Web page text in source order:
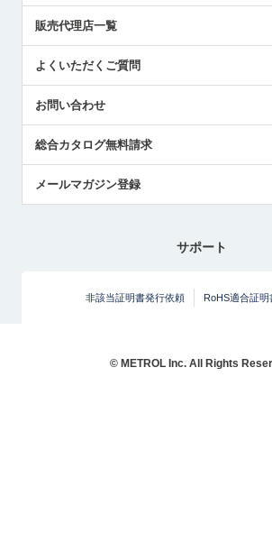
中小企業のBCP地震対策
センサのテクニカルガイド
社長ブログ
販売代理店一覧
よくいただくご質問
お問い合わせ
総合カタログ無料請求
メールマガジン登録
サポート
非該当証明書発行依頼 RoHS適合証
© METROL Inc. All Rights